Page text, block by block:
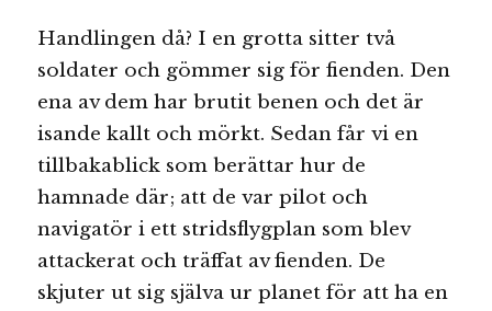
Handlingen då? I en grotta sitter två
soldater och gömmer sig för fienden. Den
ena av dem har brutit benen och det är
isande kallt och mörkt. Sedan får vi en
tillbakablick som berättar hur de
hamnade där; att de var pilot och
navigatör i ett stridsflygplan som blev
attackerat och träffat av fienden. De
skjuter ut sig själva ur planet för att ha en